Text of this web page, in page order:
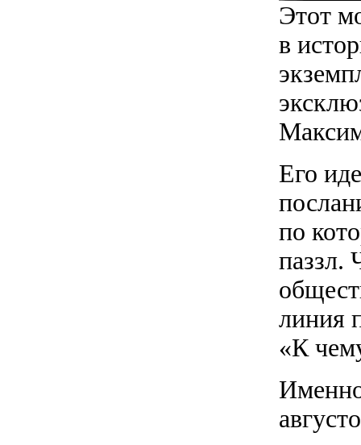
Этот
в
Его
по
паззл.
линия
«К